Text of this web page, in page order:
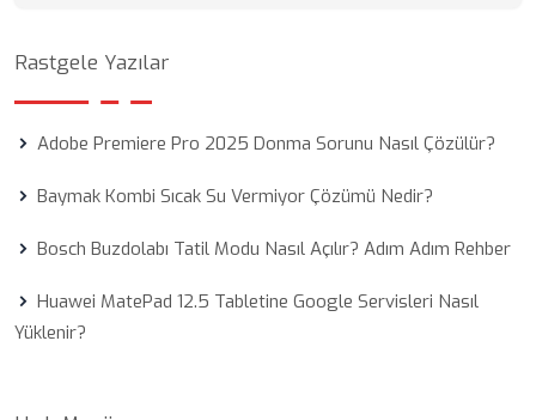
Rastgele Yazılar
Adobe Premiere Pro 2025 Donma Sorunu Nasıl Çözülür?
Baymak Kombi Sıcak Su Vermiyor Çözümü Nedir?
Bosch Buzdolabı Tatil Modu Nasıl Açılır? Adım Adım Rehber
Huawei MatePad 12.5 Tabletine Google Servisleri Nasıl
Yüklenir?